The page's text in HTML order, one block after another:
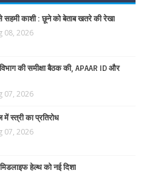
सहमी काशी : छूने को बेताब खतरे की रेखा
08, 2026
की समीक्षा बैठक की, APAAR ID और
07, 2026
स्त्री का प्रतिरोध
07, 2026
हेल्थ को नई दिशा